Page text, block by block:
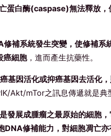
白酶(caspase)無法釋放，
修補系統發生突變，使修補系
癌細胞，進而產生抗藥性。
基因活化或抑癌基因去活化
Akt/mTor之訊息傳遞就是典
發展成腫瘤之最原始的細胞
修補能力，對細胞凋亡亦